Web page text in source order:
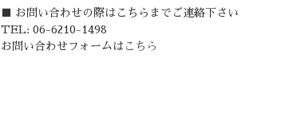
■ お問い合わせの際はこちらまでご連絡下さい
TEL: 06-6210-1498
お問い合わせフォームは こちら